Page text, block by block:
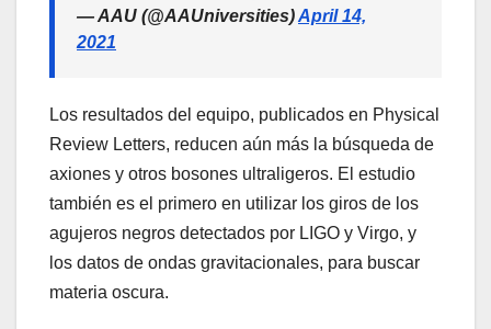
— AAU (@AAUniversities)April 14,
2021
Los resultados del equipo, publicados en Physical
Review Letters, reducen aún más la búsqueda de
axiones y otros bosones ultraligeros. El estudio
también es el primero en utilizar los giros de los
agujeros negros detectados por LIGO y Virgo, y
los datos de ondas gravitacionales, para buscar
materia oscura.